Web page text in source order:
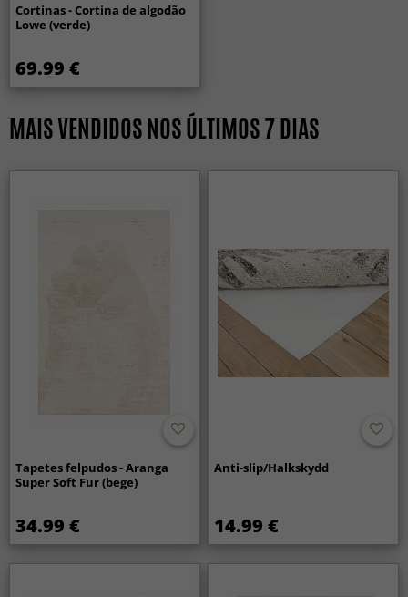
Cortinas - Cortina de algodão
Lowe (verde)
69.99 €
MAIS VENDIDOS NOS ÚLTIMOS 7 DIAS
Tapetes felpudos - Aranga
Super Soft Fur (bege)
34.99 €
Anti-slip/Halkskydd
14.99 €